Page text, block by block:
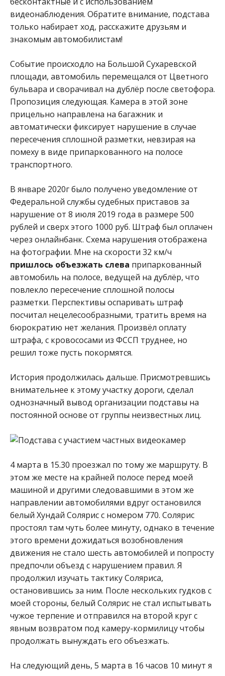
видеонаблюдения. Обратите внимание, подстава
только набирает ход, расскажите друзьям и
знакомым автомобилистам!
Событие происходло на Большой Сухаревской
площади, автомобиль перемещался от Цветного
бульвара и сворачивал на дублёр после светофора.
Пропозиция следующая. Камера в этой зоне
прицельно направлена на багажник и
автоматически фиксирует нарушение в случае
пересечения сплошной разметки, невзирая на
помеху в виде припаркованного на полосе
транспортного.
В январе 2020г было получено уведомление от
Федеральной службы судебных приставов за
нарушение от 8 июля 2019 года в размере 500
рублей и сверх этого 1000 руб. Штраф был оплачен
через онлайнбанк. Схема нарушения отображена
на фотографии. Мне на скорости 32 км/ч
пришлось объезжать слева припаркованный
автомобиль на полосе, ведущей на дублёр, что
повлекло пересечение сплошной полосы
разметки. Перспективы оспаривать штраф
посчитал нецелесообразными, тратить время на
бюрократию нет желания. Произвёл оплату
штрафа, с кровососами из ФССП труднее, но
решил тоже пусть покормятся.
История продолжилась дальше. Присмотревшись
внимательнее к этому участку дороги, сделал
однозначный вывод организации подставы на
постоянной основе от группы неизвестных лиц.
4 марта в 15.30 проезжал по тому же маршруту. В
этом же месте на крайней полосе перед моей
машиной и другими следовавшими в этом же
направлении автомобилями вдруг остановился
белый Хундай Солярис с номером 770. Солярис
простоял там чуть более минуту, однако в течение
этого времени дожидаться возобновления
движения не стало шесть автомобилей и попросту
предпочли объезд с нарушением правил. Я
продолжил изучать тактику Соляриса,
остановившись за ним. После нескольких гудков с
моей стороны, белый Солярис не стал испытывать
чужое терпение и отправился на второй круг с
явным возвратом под камеру-кормилицу чтобы
продолжать вынуждать его объезжать.
На следующий день, 5 марта в 16 часов 10 минут я